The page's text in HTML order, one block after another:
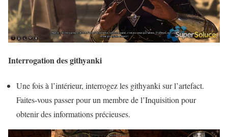
Interrogation des githyanki
Une fois à l’intérieur, interrogez les githyanki sur l’artefact.
Faites-vous passer pour un membre de l’Inquisition pour
obtenir des informations précieuses.